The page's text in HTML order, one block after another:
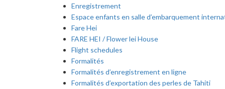
Enregistrement
Espace enfants en salle d’embarquement
Fare Hei
FARE HEI / Flower lei House
Flight schedules
Formalités
Formalités d’enregistrement en ligne
Formalités d’exportation des perles de Tahiti